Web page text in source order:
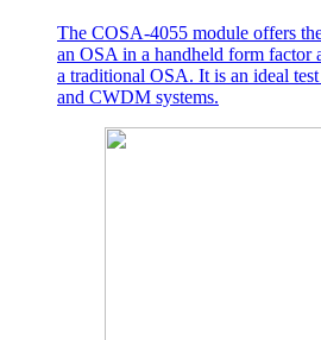
The COSA-4055 module offers
an OSA in a handheld form factor
a traditional OSA. It is an ideal
and CWDM systems.